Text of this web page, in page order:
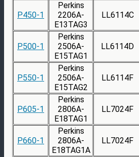
P450-1
Perkins
2206A-
E13TAG3
LL6114C
P500-1
Perkins
2506A-
E15TAG1
LL6114D
P550-1
Perkins
2506A-
E15TAG2
LL6114F
P605-1
Perkins
2806A-
E18TAG1
LL7024F
P660-1
Perkins
2806A-
E18TAG1A
LL7024F